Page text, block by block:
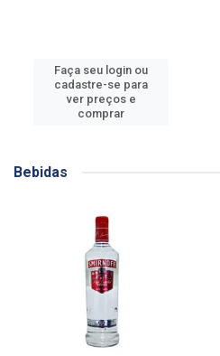
Faça seu login ou
cadastre-se para
ver preços e
comprar
Bebidas